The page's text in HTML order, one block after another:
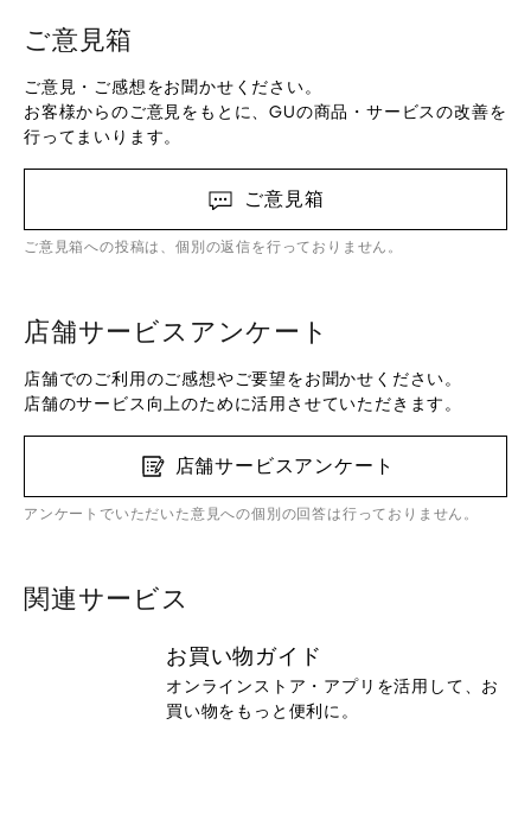
ご意見箱
ご意見・ご感想をお聞かせください。
お客様からのご意見をもとに、GUの商品・サービスの改善を
行ってまいります。
ご意見箱
ご意見箱への投稿は、個別の返信を行っておりません。
店舗サービスアンケート
店舗でのご利用のご感想やご要望をお聞かせください。
店舗のサービス向上のために活用させていただきます。
店舗サービスアンケート
アンケートでいただいた意見への個別の回答は行っておりません。
関連サービス
お買い物ガイド
オンラインストア・アプリを活用して、お
買い物をもっと便利に。